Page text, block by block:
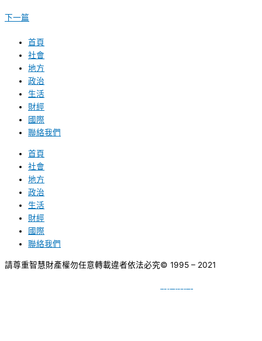
下一篇
首頁
社會
地方
政治
生活
財經
國際
聯絡我們
首頁
社會
地方
政治
生活
財經
國際
聯絡我們
請尊重智慧財產權勿任意轉載違者依法必究© 1995 – 2021